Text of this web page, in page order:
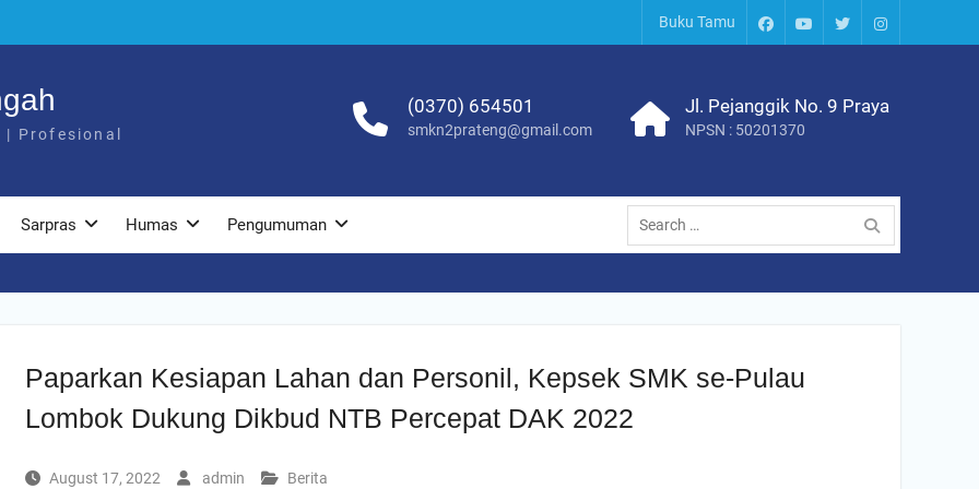
FacebookYoutubeTwitterInstagram
Buku Tamu
Profesional
(0370) 654501
smkn2prateng@gmail.com
Jl. Pejanggik No. 9 Praya
NPSN : 50201370
Sarpras Humas Pengumuman
Search
for:
Paparkan Kesiapan Lahan dan Personil, Kepsek SMK se-Pulau
Lombok Dukung Dikbud NTB Percepat DAK 2022
August 17, 2022 admin Berita